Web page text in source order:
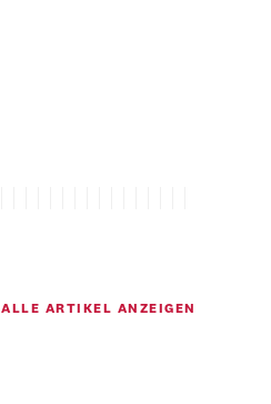
ALLE ARTIKEL ANZEIGEN